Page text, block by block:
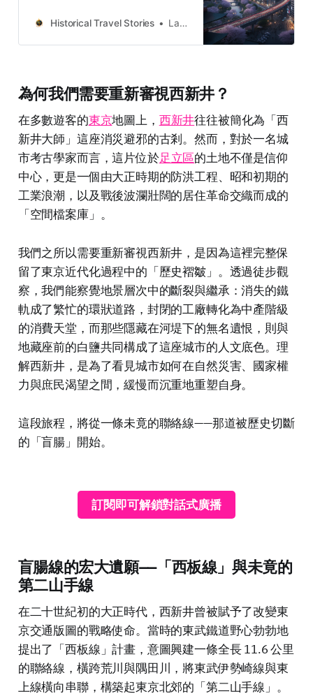
legends across the country.
Historical Travel Stories Lawrence
為何我們需要重新審視西新井？
在多數遊客的東京地圖上， 西新井往往被簡化為「西
新井大師」這座消災避邪的古剎。然而，對於一名城
市考古學家而言，這片位於足立區的土地不僅是信仰
中心，更是一個由大正時期的防洪工程、昭和初期的
工業浪潮，以及戰後波瀾壯闊的居住革命交織而成的
「空間檔案庫」。
我們之所以需要重新審視西新井，是因為這裡完整保
留了東京近代化過程中的「歷史褶皺」。透過徒步觀
察，我們能察覺地景層次中的斷裂與繼承：消失的鐵
軌成了繁忙的環狀道路，封閉的工廠轉化為中產階級
的消費天堂，而那些隱藏在河堤下的無名遺恨，則與
地藏座前的白鹽共同構成了這座城市的人文底色。理
解西新井，是為了看見城市如何在自然災害、國家權
力與庶民渴望之間，緩慢而沉重地重塑自身。
這段旅程，將從一條未竟的聯絡線——那道被歷史切斷
的「盲腸」開始。
訂閱即可解鎖對話式廣播
盲腸線的宏大遺願——「西板線」與未竟的
第二山手線
在二十世紀初的大正時代，西新井曾被賦予了改變東
京交通版圖的戰略使命。當時的東武鐵道野心勃勃地
提出了「西板線」計畫，意圖興建一條全長 11.6 公里
的聯絡線，橫跨荒川與隅田川，將東武伊勢崎線與東
上線橫向串聯，構築起東京北郊的「第二山手線」。